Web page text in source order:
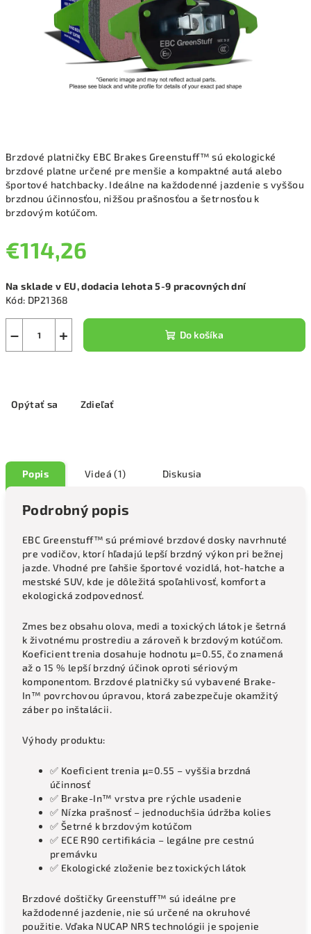
Brzdové platničky EBC Brakes Greenstuff™ sú ekologické
brzdové platne určené pre menšie a kompaktné autá alebo
športové hatchbacky. Ideálne na každodenné jazdenie s vyššou
brzdnou účinnosťou, nižšou prašnosťou a šetrnosťou k
brzdovým kotúčom.
€114,26
cena:
Na sklade v EU, dodacia lehota 5-9 pracovných dní
Kód: DP21368
+
− Do košíka
Opýtať sa Zdieľať
Popis Videá (1) Diskusia
Podrobný popis
EBC Greenstuff™ sú prémiové brzdové dosky navrhnuté
pre vodičov, ktorí hľadajú lepší brzdný výkon pri bežnej
jazde. Vhodné pre ľahšie športové vozidlá, hot-hatche a
mestské SUV, kde je dôležitá spoľahlivosť, komfort a
ekologická zodpovednosť.
Zmes bez obsahu olova, medi a toxických látok je šetrná
k životnému prostrediu a zároveň k brzdovým kotúčom.
Koeficient trenia dosahuje hodnotu μ=0.55, čo znamená
až o 15 % lepší brzdný účinok oproti sériovým
komponentom. Brzdové platničky sú vybavené Brake-
In™ povrchovou úpravou, ktorá zabezpečuje okamžitý
záber po inštalácii.
Výhody produktu:
✅ Koeficient trenia μ=0.55 – vyššia brzdná
účinnosť
✅ Brake-In™ vrstva pre rýchle usadenie
✅ Nízka prašnosť – jednoduchšia údržba kolies
✅ Šetrné k brzdovým kotúčom
✅ ECE R90 certifikácia – legálne pre cestnú
premávku
✅ Ekologické zloženie bez toxických látok
Brzdové doštičky Greenstuff™ sú ideálne pre
každodenné jazdenie, nie sú určené na okruhové
použitie. Vďaka NUCAP NRS technológii je spojenie